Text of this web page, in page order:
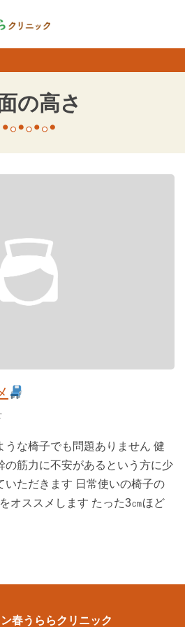
の高さ
うな椅子でも問題ありません 健
の筋力に不安があるという方に少
いただきます 日常使いの椅子の
オススメします たった3㎝ほど
春うららクリニック